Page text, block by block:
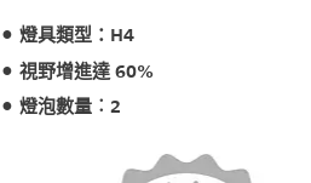
燈具類型：H4
視野增進達 60%
燈泡數量︰2